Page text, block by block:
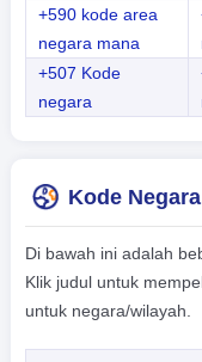
+590 kode area
negara mana
+507 Kode
negara
Kode
Di bawah ini adalah
Klik judul untuk
untuk negara/wilayah.